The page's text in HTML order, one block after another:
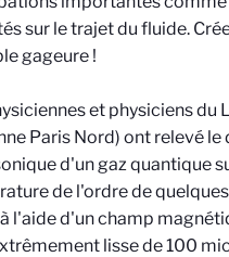
sur le trajet du fluide.
gageure !
et physiciens du
Paris Nord) ont relevé
d'un gaz quantique
de l'ordre de
l'aide d'un champ
lisse de 100